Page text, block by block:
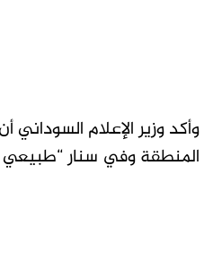
وأكد وزير الإعلام
المنطقة وفي سنار